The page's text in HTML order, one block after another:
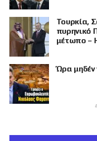
Τουρκία,
πυρηνικό
μέτωπο –
Ώρα μηδέν